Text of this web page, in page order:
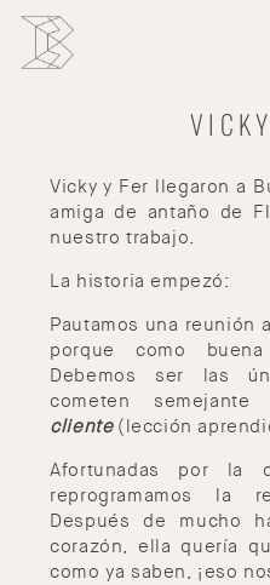
Vicky y Fer llegaron a
amiga de antaño de
nuestro trabajo.
La historia empezó:
Pautamos una reunión
porque como
Debemos ser las
cometen
cliente (lección
Afortunadas por la
reprogramamos la
Después de mucho
corazón, ella quería
como ya saben, ¡eso